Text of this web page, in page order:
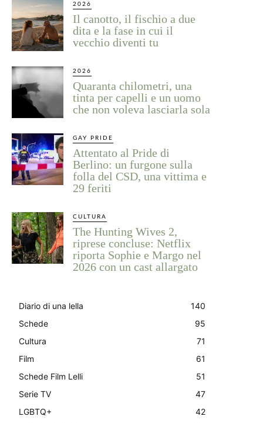
2026
Il canotto, il fischio a due
dita e la fase in cui il
vecchio diventi tu
2026
Quaranta chilometri, una
tinta per capelli e un uomo
che non voleva lasciarla sola
GAY PRIDE
Attentato al Pride di
Berlino: un furgone sulla
folla del CSD, una vittima e
29 feriti
CULTURA
The Hunting Wives 2,
riprese concluse: Netflix
riporta Sophie e Margo nel
2026 con un cast allargato
Diario di una lella
140
Schede
95
Cultura
71
Film
61
Schede Film Lelli
51
Serie TV
47
LGBTQ+
42